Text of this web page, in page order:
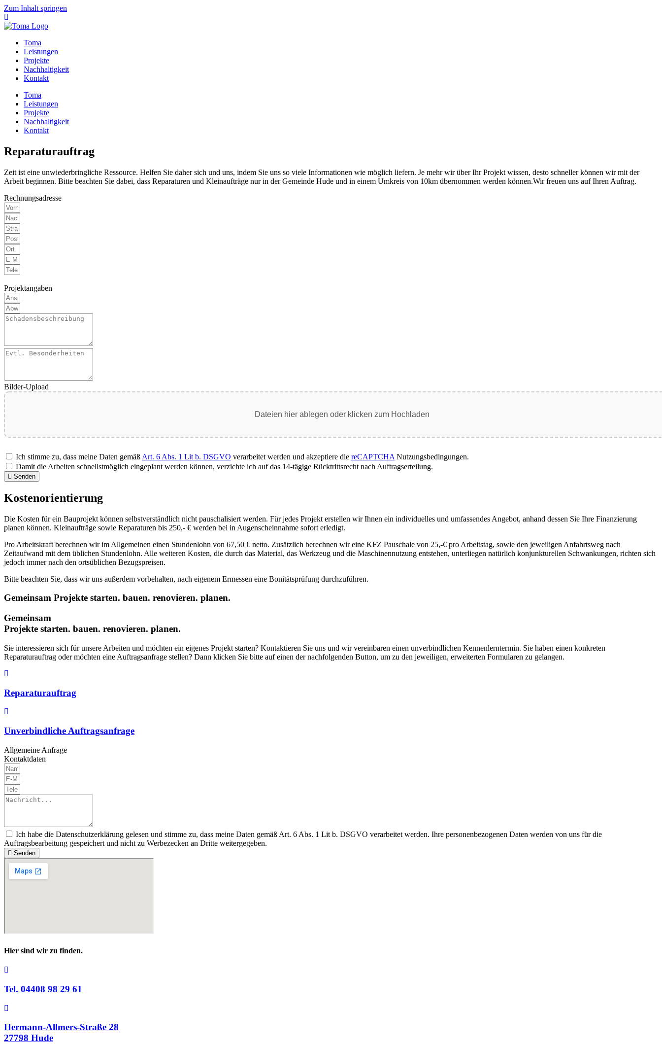
Zum Inhalt springen
Toma
Leistungen
Projekte
Nachhaltigkeit
Kontakt
Toma
Leistungen
Projekte
Nachhaltigkeit
Kontakt
Reparaturauftrag
Zeit ist eine unwiederbringliche Ressource. Helfen Sie daher sich und uns, indem Sie uns so viele Informationen wie möglich liefern. Je mehr wir über Ihr Projekt wissen, desto schneller können wir mit der
Arbeit beginnen. Bitte beachten Sie dabei, dass Reparaturen und Kleinaufträge nur in der Gemeinde Hude und in einem Umkreis von 10km übernommen werden können.Wir freuen uns auf Ihren Auftrag.
Rechnungsadresse
Projektangaben
Bilder-Upload
Dateien hier ablegen oder klicken zum Hochladen
Ich stimme zu, dass meine Daten gemäß Art. 6 Abs. 1 Lit b. DSGVO verarbeitet werden und akzeptiere die reCAPTCHA Nutzungsbedingungen.
Damit die Arbeiten schnellstmöglich eingeplant werden können, verzichte ich auf das 14-tägige Rücktrittsrecht nach Auftragserteilung.
Senden
Kostenorientierung
Die Kosten für ein Bauprojekt können selbstverständlich nicht pauschalisiert werden. Für jedes Projekt erstellen wir Ihnen ein individuelles und umfassendes Angebot, anhand dessen Sie Ihre Finanzierung
planen können. Kleinaufträge sowie Reparaturen bis 250,- € werden bei in Augenscheinnahme sofort erledigt.
Pro Arbeitskraft berechnen wir im Allgemeinen einen Stundenlohn von 67,50 € netto. Zusätzlich berechnen wir eine KFZ Pauschale von 25,-€ pro Arbeitstag, sowie den jeweiligen Anfahrtsweg nach
Zeitaufwand mit dem üblichen Stundenlohn. Alle weiteren Kosten, die durch das Material, das Werkzeug und die Maschinennutzung entstehen, unterliegen natürlich konjunkturellen Schwankungen, richten sich
jedoch immer nach den ortsüblichen Bezugspreisen.
Bitte beachten Sie, dass wir uns außerdem vorbehalten, nach eigenem Ermessen eine Bonitätsprüfung durchzuführen.
Gemeinsam Projekte starten. bauen. renovieren. planen.
Gemeinsam
Projekte starten. bauen. renovieren. planen.
Sie interessieren sich für unsere Arbeiten und möchten ein eigenes Projekt starten? Kontaktieren Sie uns und wir vereinbaren einen unverbindlichen Kennenlerntermin. Sie haben einen konkreten
Reparaturauftrag oder möchten eine Auftragsanfrage stellen? Dann klicken Sie bitte auf einen der nachfolgenden Button, um zu den jeweiligen, erweiterten Formularen zu gelangen.
Reparaturauftrag
Unverbindliche Auftragsanfrage
Allgemeine Anfrage
Kontaktdaten
Ich habe die Datenschutzerklärung gelesen und stimme zu, dass meine Daten gemäß Art. 6 Abs. 1 Lit b. DSGVO verarbeitet werden. Ihre personenbezogenen Daten werden von uns für die
Auftragsbearbeitung gespeichert und nicht zu Werbezecken an Dritte weitergegeben.
Senden
Hier sind wir zu finden.
Tel. 04408 98 29 61
Hermann-Allmers-Straße 28
27798 Hude